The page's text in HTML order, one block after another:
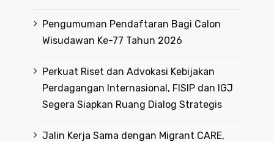
Pengumuman Pendaftaran Bagi Calon
Wisudawan Ke-77 Tahun 2026
Perkuat Riset dan Advokasi Kebijakan
Perdagangan Internasional, FISIP dan IGJ
Segera Siapkan Ruang Dialog Strategis
Jalin Kerja Sama dengan Migrant CARE,